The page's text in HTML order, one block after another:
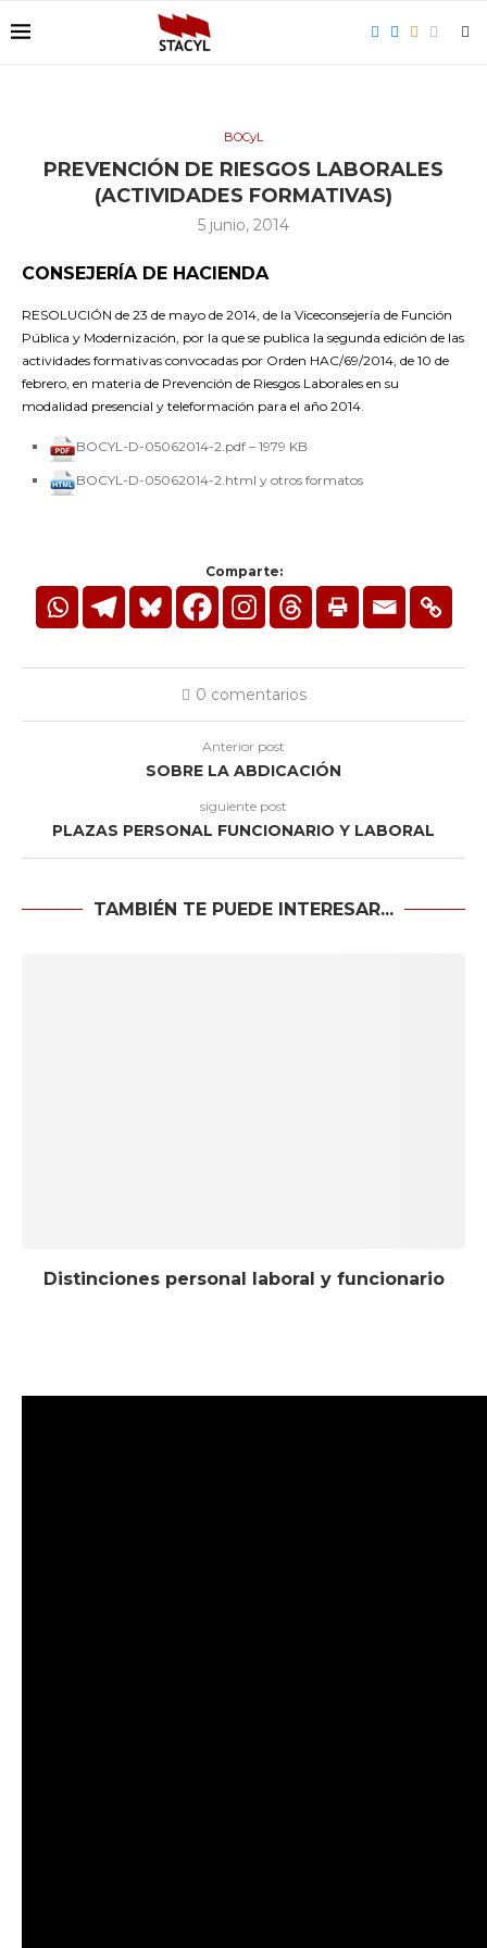
BOCyL
PREVENCIÓN DE RIESGOS LABORALES
(ACTIVIDADES FORMATIVAS)
5 junio, 2014
CONSEJERÍA DE HACIENDA
RESOLUCIÓN de 23 de mayo de 2014, de la Viceconsejería de Función
Pública y Modernización, por la que se publica la segunda edición de las
actividades formativas convocadas por Orden HAC/69/2014, de 10 de
febrero, en materia de Prevención de Riesgos Laborales en su
modalidad presencial y teleformación para el año 2014.
BOCYL-D-05062014-2.pdf – 1979 KB
BOCYL-D-05062014-2.html y otros formatos
Comparte:
0 comentarios
Anterior post
SOBRE LA ABDICACIÓN
siguiente post
PLAZAS PERSONAL FUNCIONARIO Y LABORAL
TAMBIÉN TE PUEDE INTERESAR...
Distinciones personal laboral y funcionario